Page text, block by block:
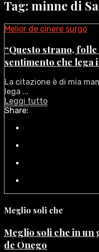
Tag: minne di
Melior de cinere surgo
“Questo strano,
sentimento che lega i
La citazione è di mia
lega ...
Leggi tutto
Share:
Meglio soli che
Meglio soli che in un
de Onego